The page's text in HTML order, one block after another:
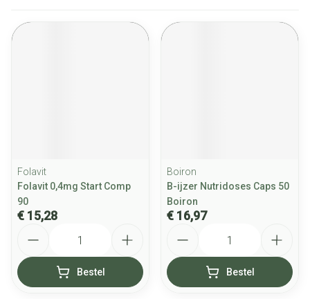
Folavit
Folavit 0,4mg Start Comp
90
€ 15,28
Bestel
Boiron
B-ijzer Nutridoses Caps 50
Boiron
€ 16,97
Bestel